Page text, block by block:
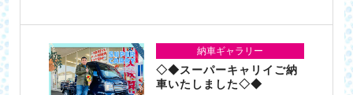
納車ギャラリー
◇◆スーパーキャリイご納
車いたしました◇◆